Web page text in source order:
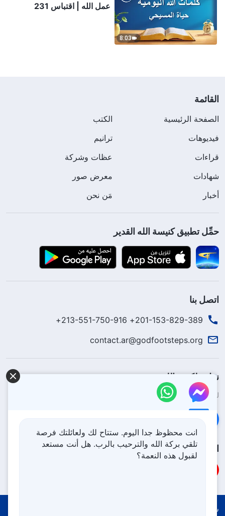
8:03
عمل الله | اقتباس 231
القائمة
الصفحة الرئيسية
الكتب
فيديوهات
ترانيم
قراءات
عظات وشركة
شهادات
معرض صور
أخبار
مَن نحن
حمِّل تطبيق كنيسة الله القدير
اتصل بنا
201-153-829-389+ 213-551-750-916+
contact.ar@godfootsteps.org
نزل ملكوت الله.
لقد نزلت المملكة بالفعل إلى الأرض! هل تريد دخوله؟
اتبعنا
شروط الاستخدام
انت محظوظ جدا اليوم. ستتاح لك ولعائلتك فرصة
تلقي بركة الله والترحيب بالرب. هل أنت مستعد
لقبول هذه النعمة؟